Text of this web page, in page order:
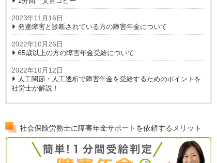
2023年11月16日
発達障害と診断されている方の障害年金について
2022年10月26日
65歳以上の方の障害年金受給について
2022年10月12日
人工関節・人工透析で障害年金を受給するためのポイントを
社労士が解説！
社会保険労務士に障害年金サポートを依頼するメリット